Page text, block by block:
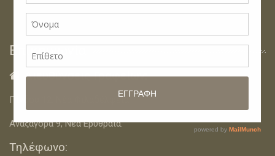
Επικοινωνία
 Διευθύνσεις Γραφείων:
Πίνδου 12, Νέα Φιλαδέλφεια.
Αναξαγόρα 9, Νέα Ερυθραία.
Τηλέφωνο: